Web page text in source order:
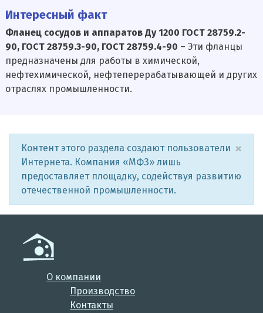
Интересный факт
Фланец сосудов и аппаратов Ду 1200 ГОСТ 28759.2-
90, ГОСТ 28759.3-90, ГОСТ 28759.4-90 – Эти фланцы
предназначены для работы в химической,
нефтехимической, нефтеперерабатывающей и других
отраслях промышленности.
×
Контент этого раздела создают пользователи
Интернета. Компания «МФЗ» лишь
предоставляет площадку, содействуя развитию
отечественной промышленности.
О компании
Производство
Контакты